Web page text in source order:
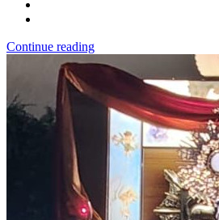
Continue reading